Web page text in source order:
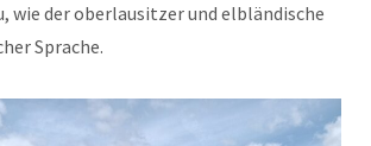
wie der oberlausitzer und elbländische
Sprache.